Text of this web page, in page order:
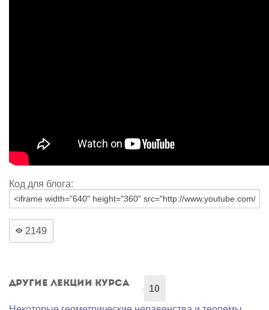
Код для блога:
2149
Другие лекции курса
10